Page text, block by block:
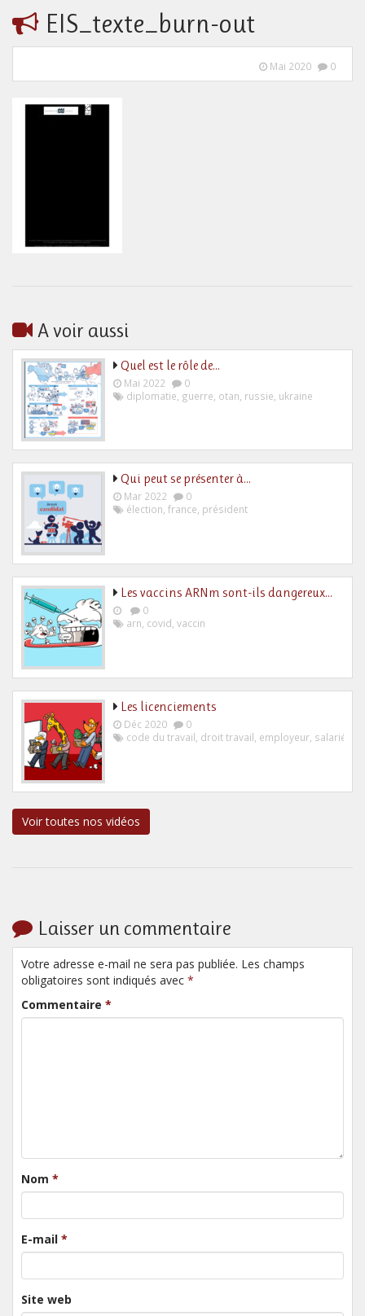
EIS_texte_burn-out
Mai 2020 0
A voir aussi
Quel est le rôle de…
Mai 2022
0
diplomatie guerre otan russie ukraine
Qui peut se présenter à…
Mar 2022
0
élection, france, président
Les vaccins ARNm sont-ils dangereux…
0
arn, covid, vaccin
Les licenciements
Déc 2020
0
code du travail, droit travail, employeur, salarié
Voir toutes nos vidéos
Laisser un commentaire
Votre adresse e-mail ne sera pas publiée. Les champs
obligatoires sont indiqués avec *
Commentaire *
Nom *
E-mail *
Site web